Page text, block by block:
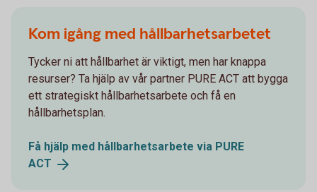
Kom igång med hållbarhetsarbetet
Tycker ni att hållbarhet är viktigt, men har knappa
resurser? Ta hjälp av vår partner PURE ACT att bygga
ett strategiskt hållbarhetsarbete och få en
hållbarhetsplan.
Få hjälp med hållbarhetsarbete via PURE
ACT